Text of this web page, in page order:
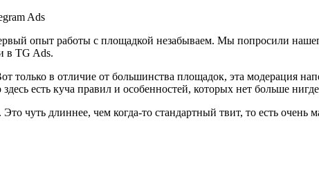
опыт работы с площадкой незабываем. Мы попросили
в TG Ads.
только в отличие от большинства площадок, эта модерация
есть куча правил и особенностей, которых нет больше
чуть длиннее, чем когда-то стандартный твит, то есть очень